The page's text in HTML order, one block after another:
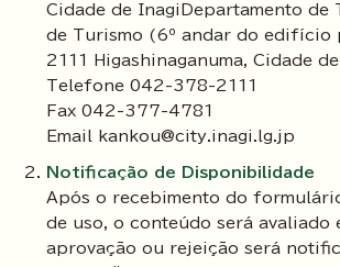
Cidade de InagiDepartamento de
de Turismo (6º andar do edifício
2111 Higashinaganuma, Cidade
Telefone 042-378-2111
Fax 042-377-4781
Email kankou@city.inagi.lg.jp
Notificação de Disponibilidade
Após o recebimento do
de uso, o conteúdo será avaliado
aprovação ou rejeição será